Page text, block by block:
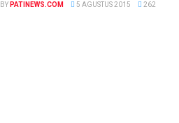
BY PATINEWS.COM 5 AGUSTUS 2015 262